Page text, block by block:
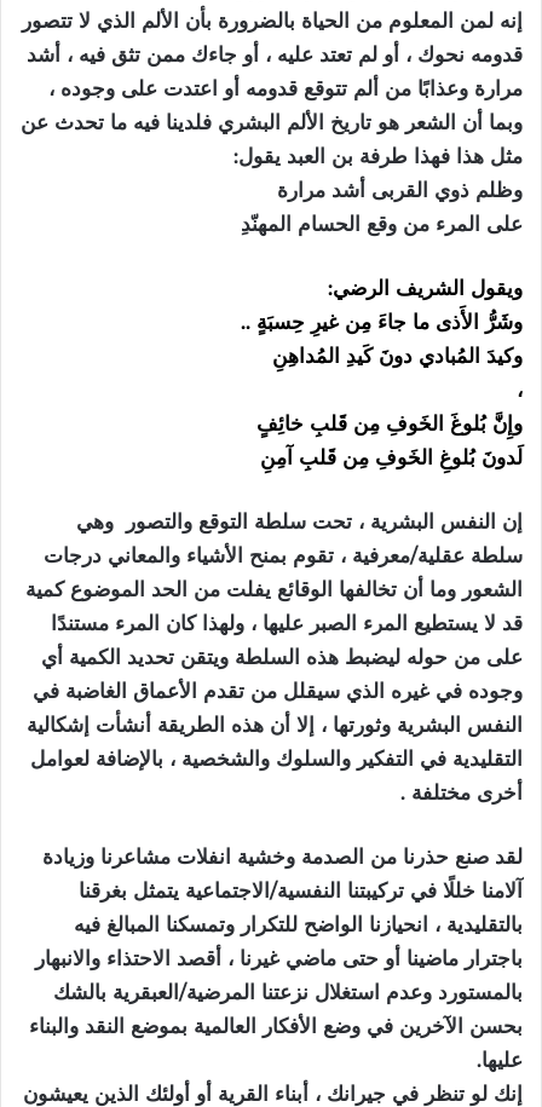
إنه لمن المعلوم من الحياة بالضرورة بأن الألم الذي لا تتصور
قدومه نحوك ، أو لم تعتد عليه ، أو جاءك ممن تثق فيه ، أشد
مرارة وعذابًا من ألم تتوقع قدومه أو اعتدت على وجوده ،
وبما أن الشعر هو تاريخ الألم البشري فلدينا فيه ما تحدث عن
مثل هذا فهذا طرفة بن العبد يقول:
وظلم ذوي القربى أشد مرارة
على المرء من وقع الحسام المهنّدِ
ويقول الشريف الرضي:
وشَرُّ الأَذى ما جاءَ مِن غيرِ حِسبَةٍ ..
وكيدَ المُبادي دونَ كَيدِ المُداهِنِ
،
وإِنَّ بُلوغَ الخَوفِ مِن قَلبِ خائِفٍ
لَدونَ بُلوغِ الخَوفِ مِن قَلبِ آمِنِ
إن النفس البشرية ، تحت سلطة التوقع والتصور وهي
سلطة عقلية/معرفية ، تقوم بمنح الأشياء والمعاني درجات
الشعور وما أن تخالفها الوقائع يفلت من الحد الموضوع كمية
قد لا يستطيع المرء الصبر عليها ، ولهذا كان المرء مستندًا
على من حوله ليضبط هذه السلطة ويتقن تحديد الكمية أي
وجوده في غيره الذي سيقلل من تقدم الأعماق الغاضبة في
النفس البشرية وثورتها ، إلا أن هذه الطريقة أنشأت إشكالية
التقليدية في التفكير والسلوك والشخصية ، بالإضافة لعوامل
أخرى مختلفة .
لقد صنع حذرنا من الصدمة وخشية انفلات مشاعرنا وزيادة
آلامنا خللًا في تركيبتنا النفسية/الاجتماعية يتمثل بغرقنا
بالتقليدية ، انحيازنا الواضح للتكرار وتمسكنا المبالغ فيه
باجترار ماضينا أو حتى ماضي غيرنا ، أقصد الاحتذاء والانبهار
بالمستورد وعدم استغلال نزعتنا المرضية/العبقرية بالشك
بحسن الآخرين في وضع الأفكار العالمية بموضع النقد والبناء
عليها.
إنك لو تنظر في جيرانك ، أبناء القرية أو أولئك الذين يعيشون